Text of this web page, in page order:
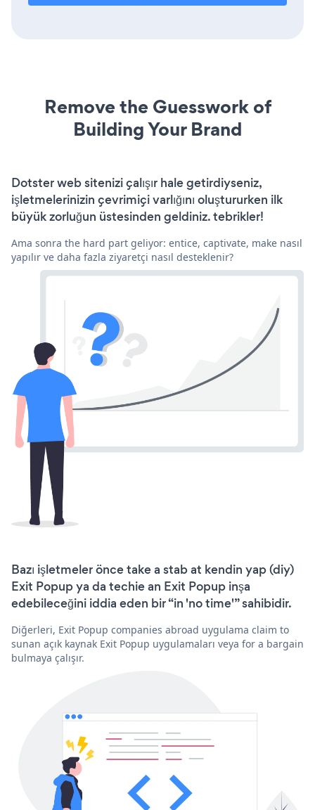
Remove the Guesswork of
Building Your Brand
Dotster web sitenizi çalışır hale getirdiyseniz,
işletmelerinizin çevrimiçi varlığını oluştururken ilk
büyük zorluğun üstesinden geldiniz. tebrikler!
Ama sonra the hard part geliyor: entice, captivate, make nasıl
yapılır ve daha fazla ziyaretçi nasıl desteklenir?
Bazı işletmeler önce take a stab at kendin yap (diy)
Exit Popup ya da techie an Exit Popup inşa
edebileceğini iddia eden bir “in 'no time'” sahibidir.
Diğerleri, Exit Popup companies abroad uygulama claim to
sunan açık kaynak Exit Popup uygulamaları veya for a bargain
bulmaya çalışır.